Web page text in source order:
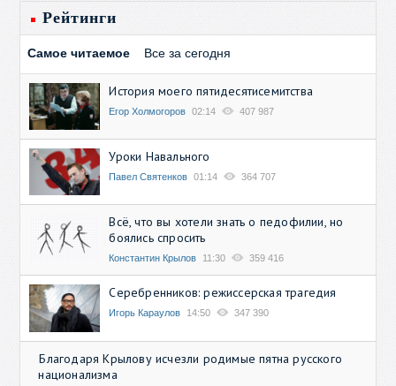
Рейтинги
Самое читаемое Все за сегодня
История моего пятидесятисемитства
Егор Холмогоров 02:14 407 987
Уроки Навального
Павел Святенков 01:14 364 707
Всё, что вы хотели знать о педофилии, но
боялись спросить
Константин Крылов 11:30 359 416
Серебренников: режиссерская трагедия
Игорь Караулов 14:50 347 390
Благодаря Крылову исчезли родимые пятна русского
национализма